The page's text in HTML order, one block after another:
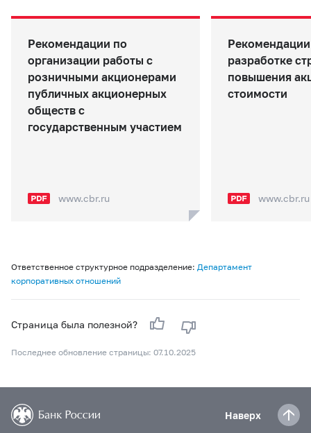
Рекомендации по
организации работы с
розничными акционерами
публичных акционерных
обществ с
государственным участием
www.cbr.ru
разработке
повышения
стоимости
www.cbr.ru
Ответственное структурное подразделение: Департамент
корпоративных отношений
Страница была полезной?
Последнее обновление страницы: 07.10.2025
Наверх